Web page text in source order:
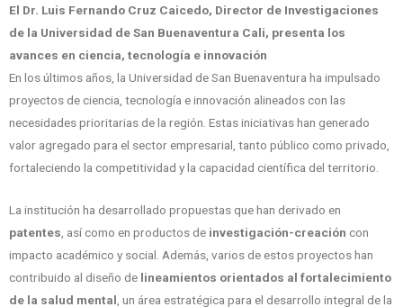
El Dr. Luis Fernando Cruz Caicedo, Director de Investigaciones
de la Universidad de San Buenaventura Cali, presenta los
avances en ciencia, tecnología e innovación
En los últimos años, la Universidad de San Buenaventura ha impulsado
proyectos de ciencia, tecnología e innovación alineados con las
necesidades prioritarias de la región. Estas iniciativas han generado
valor agregado para el sector empresarial, tanto público como privado,
fortaleciendo la competitividad y la capacidad científica del territorio.
La institución ha desarrollado propuestas que han derivado en
patentes , así como en productos de investigación-creación con
impacto académico y social. Además, varios de estos proyectos han
contribuido al diseño de lineamientos orientados al fortalecimiento
de la salud mental , un área estratégica para el desarrollo integral de la